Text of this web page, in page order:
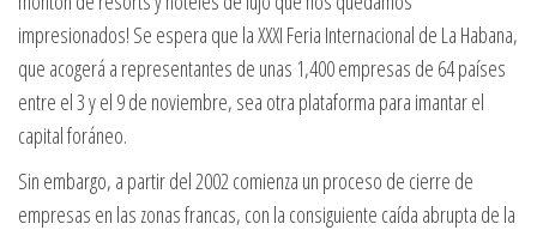
impresionados! Se espera que la XXXI Feria Internacional de La Habana,
que acogerá a representantes de unas 1,400 empresas de 64 países
entre el 3 y el 9 de noviembre, sea otra plataforma para imantar el
capital foráneo.
Sin embargo, a partir del 2002 comienza un proceso de cierre de
empresas en las zonas francas, con la consiguiente caída abrupta de la